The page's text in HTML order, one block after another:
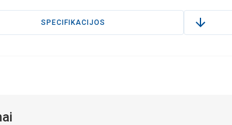
SPECIFIKACIJOS